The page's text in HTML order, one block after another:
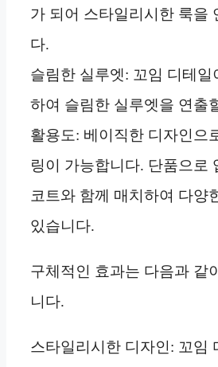
가 되어 스타일리시한 룩을
다.
슬림한 실루엣: 꼬임 디테일
하여 슬림한 실루엣을 연출
활용도: 베이직한 디자인으
링이 가능합니다. 단품으로
코트와 함께 매치하여 다양
있습니다.
구체적인 효과는 다음과 같
니다.
스타일리시한 디자인: 꼬임